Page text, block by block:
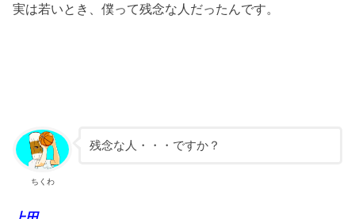
実は若いとき、僕って残念な人だったんです。
ちくわ
残念な人・・・ですか？